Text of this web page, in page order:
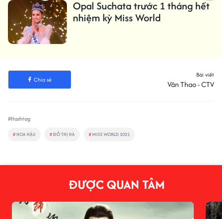
Opal Suchata trước 1 tháng hết
nhiệm kỳ Miss World
Chia sẻ
Bài viết
Văn Thao - CTV
#Hashtag
# HOA HẬU #ĐỖ THỊ HÀ # MISS WORLD 2021
ĐƯỢC QUAN TÂM